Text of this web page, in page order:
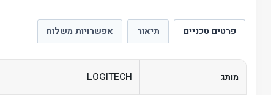
פרטים טכניים תיאור אפשרויות משלוח
מותג LOGITECH